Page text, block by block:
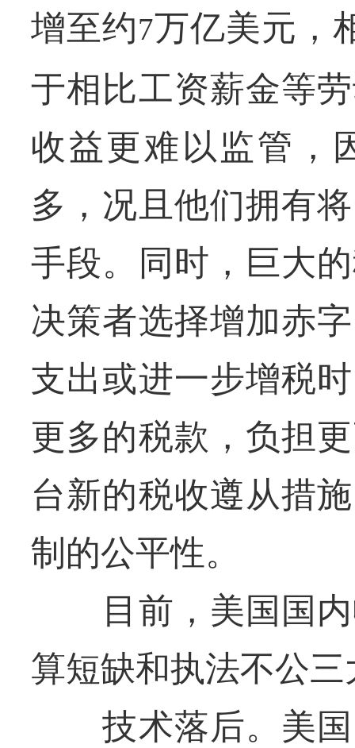
增至约7万亿美元，
于相比工资薪金等
收益更难以监管，
多，况且他们拥有
手段。同时，巨大
决策者选择增加赤
支出或进一步增税
更多的税款，负担
台新的税收遵从措
制的公平性。
目前，美国国内
算短缺和执法不公
技术落后。美国